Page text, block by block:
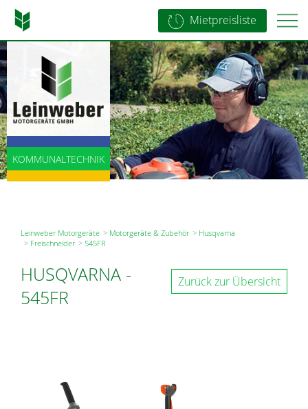
Mietpreisliste
LANDTECHNIK
KOMMUNALTECHNIK
BAUTECHNIK
Leinweber Motorgeräte Motorgeräte & Zubehör
Husqvarna
Freischneider
545FR
Zurück zur Übersicht
HUSQVARNA -
545FR